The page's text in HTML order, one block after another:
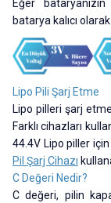
Eğer
batarya kalıcı
Lipo Pili Şarj Etme
Lipo pilleri şarj
Farklı cihazları
44.4V Lipo piller
Pil Şarj Cihazı
C Değeri Nedir?
C değeri, pilin